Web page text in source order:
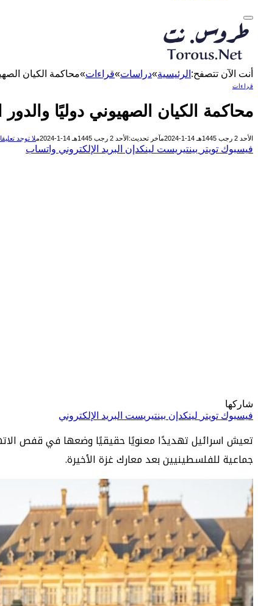
أنت الآن تتصفح: الرئيسية»دراسات»قراءات»محاكمة الكيان
قراءات
محاكمة الكيان الصهيوني دوليًا
الأحد 2 رجب 1445هـ 14-1-2024م آخر تحديث:الأحد 2 رجب 1445هـ 14-1-2024م لا توجد
فيسبوك تويتر بينتيريست لينكدإن البريد الإلكتروني واتساب
شاركها
فيسبوك تويتر لينكدإن بينتيريست البريد الإلكتروني
تعيش اسرائيل تهديدًا معنويًا حقيقيًا وضعها في قفص
جماعية للفلسطينيين بعد معارك غزة الأخيرة.